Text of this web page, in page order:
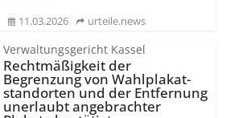
11.03.2026 urteile.news
Verwaltungsgericht Kassel
Rechtmäßigkeit der
Begrenzung von Wahlplakat­
standorten und der Entfernung
unerlaubt angebrachter